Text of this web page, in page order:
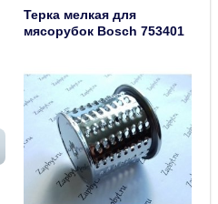
Терка мелкая для
мясорубок Bosch 753401